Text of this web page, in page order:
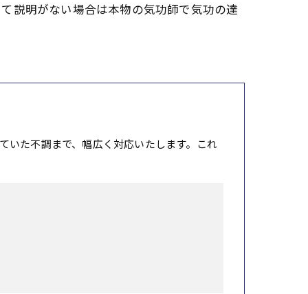
説明がない場合は本物の気功師で気功の達
いた不調まで、幅広く対応いたします。これ